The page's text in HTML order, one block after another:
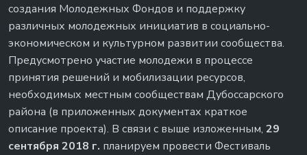
создания Молодежных Фондов и поддержку
различных молодежных инициатив в социально-
экономическом и культурном развитии сообщества.
Предусмотрено участие молодежи в процессе
принятия решений и мобилизации ресурсов,
необходимых местным сообществам Дубоссарского
района (в приложенных документах краткое
описание проекта). В связи с выше изложенным, 29
сентября 2018 г. планируем провести Фестиваль